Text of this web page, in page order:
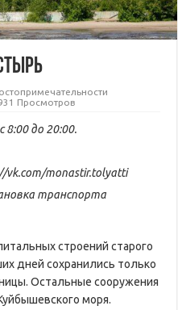
Просмотров
8:00 до 20:00.
monastir.tolyatti
транспорта
строений старого
дней сохранились только
Остальные сооружения
моря.